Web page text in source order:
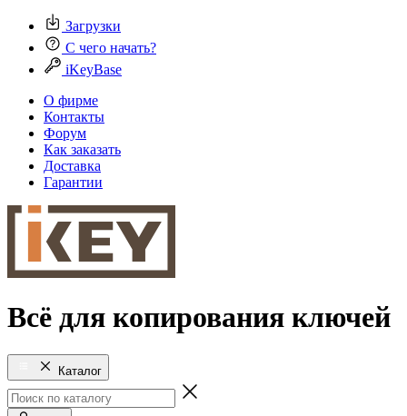
Загрузки
С чего начать?
iKeyBase
О фирме
Контакты
Форум
Как заказать
Доставка
Гарантии
Всё для копирования ключей
Каталог